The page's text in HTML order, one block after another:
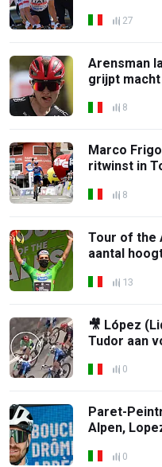
27
Arensman
grijpt
8
Marco
ritwinst in
8
Tour of the
aantal
13
🎥 López
Tudor aan
0
Paret-
Alpen,
0